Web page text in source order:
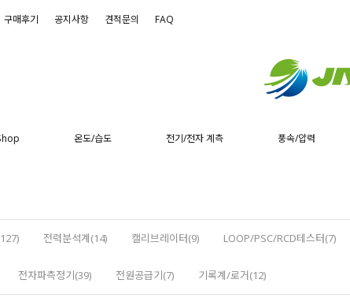
구매후기 공지사항 견적문의 FAQ
온도/습도 전기/전자 계측 풍속/압력
전력분석계(14) 캘리브레이터(9) LOOP/PSC/RCD테스터(7)
전자파측정기(39) 전원공급기(7) 기록계/로거(12)